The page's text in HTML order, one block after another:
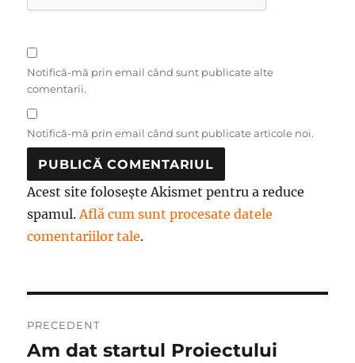
Notifică-mă prin email când sunt publicate alte
comentarii.
Notifică-mă prin email când sunt publicate articole noi.
Acest site folosește Akismet pentru a reduce
spamul.Află cum sunt procesate datele
comentariilor tale.
în
PRECEDENT
Articolul
Am dat startul Proiectului